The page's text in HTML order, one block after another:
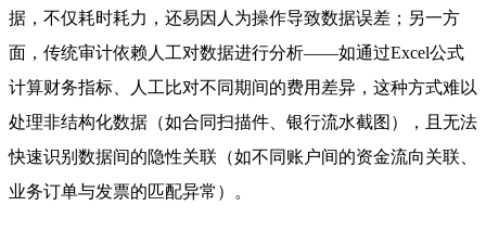
据，不仅耗时耗力，还易因人为操作导致数据误差；另一方
面，传统审计依赖人工对数据进行分析——如通过Excel公式
计算财务指标、人工比对不同期间的费用差异，这种方式难以
处理非结构化数据（如合同扫描件、银行流水截图），且无法
快速识别数据间的隐性关联（如不同账户间的资金流向关联、
业务订单与发票的匹配异常）。